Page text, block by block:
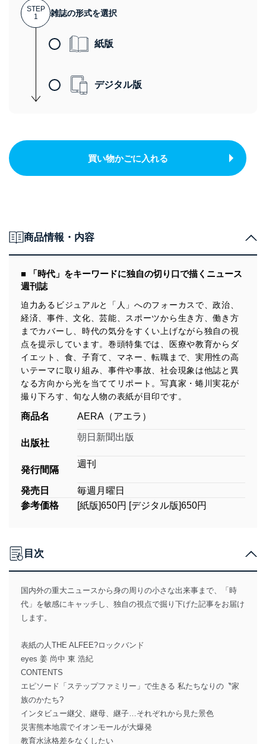
STEP
1
雑誌の形式を選択
紙版
デジタル版
買い物かごに入れる
商品情報・内容
■ 「時代」をキーワードに独自の切り口で描くニュース
週刊誌
迫力あるビジュアルと「人」へのフォーカスで、政治、
経済、事件、文化、芸能、スポーツから生き方、働き方
までカバーし、時代の気分をすくい上げながら独自の視
点を提示しています。巻頭特集では、医療や教育からダ
イエット、食、子育て、マネー、転職まで、実用性の高
いテーマに取り組み、事件や事故、社会現象は他誌と異
なる方向から光を当ててリポート。写真家・蜷川実花が
撮り下ろす、旬な人物の表紙が目印です。
商品名 AERA（アエラ）
出版社
朝日新聞出版
発行間隔
週刊
発売日
毎週月曜日
参考価格
[紙版]650円 [デジタル版]650円
目次
国内外の重大ニュースから身の周りの小さな出来事まで、「時
代」を敏感にキャッチし、独自の視点で掘り下げた記事をお届け
します。
表紙の人THE ALFEE?ロックバンド
eyes 姜 尚中 東 浩紀
CONTENTS
エピソード「ステップファミリー」で生きる 私たちなりの〝家
族のかたち?
インタビュー継父、継母、継子…それぞれから見た景色
災害熊本地震でイオンモールが大爆発
教育水泳格差をなくしたい